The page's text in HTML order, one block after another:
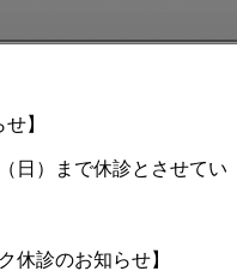
】
日）まで休診とさせてい
休診のお知らせ】